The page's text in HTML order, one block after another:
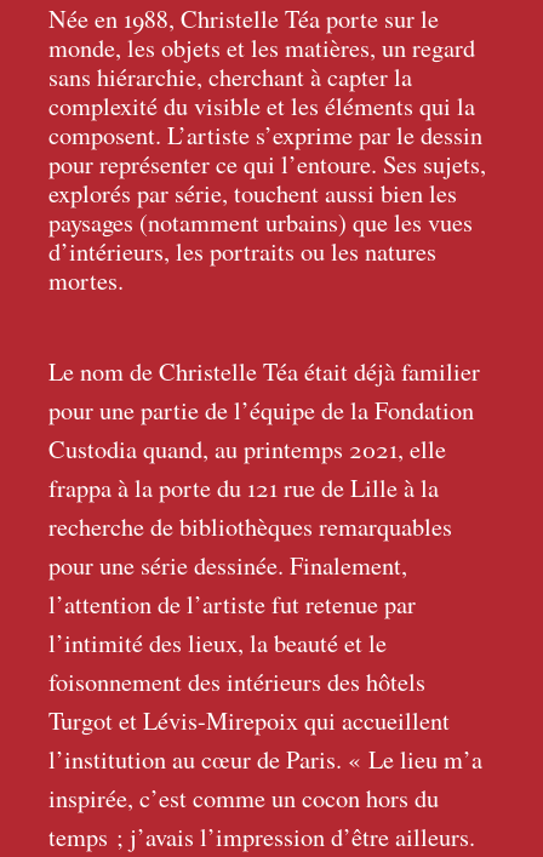
Née en 1988, Christelle Téa porte sur le
monde, les objets et les matières, un regard
sans hiérarchie, cherchant à capter la
complexité du visible et les éléments qui la
composent. L’artiste s’exprime par le dessin
pour représenter ce qui l’entoure. Ses sujets,
explorés par série, touchent aussi bien les
paysages (notamment urbains) que les vues
d’intérieurs, les portraits ou les natures
mortes.
Le nom de Christelle Téa était déjà familier
pour une partie de l’équipe de la Fondation
Custodia quand, au printemps 2021, elle
frappa à la porte du 121 rue de Lille à la
recherche de bibliothèques remarquables
pour une série dessinée. Finalement,
l’attention de l’artiste fut retenue par
l’intimité des lieux, la beauté et le
foisonnement des intérieurs des hôtels
Turgot et Lévis-Mirepoix qui accueillent
l’institution au cœur de Paris. « Le lieu m’a
inspirée, c’est comme un cocon hors du
temps ; j’avais l’impression d’être ailleurs.